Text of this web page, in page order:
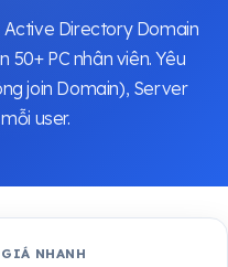
Directory Domain
50+ PC nhân viên. Yêu
join Domain), Server
user.
NHANH